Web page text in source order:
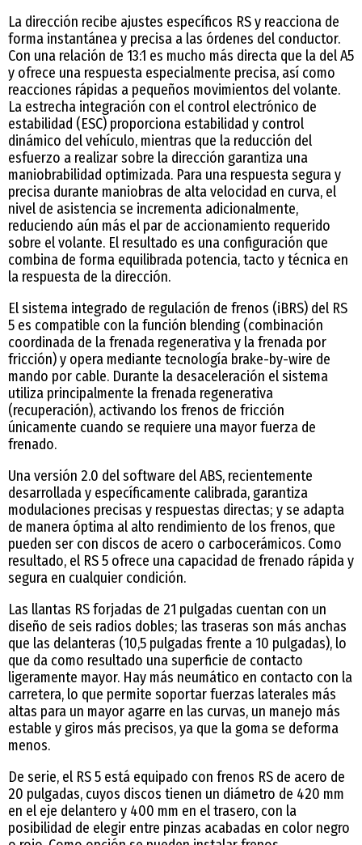
La dirección recibe ajustes específicos RS y reacciona de
forma instantánea y precisa a las órdenes del conductor.
Con una relación de 13:1 es mucho más directa que la del A5
y ofrece una respuesta especialmente precisa, así como
reacciones rápidas a pequeños movimientos del volante.
La estrecha integración con el control electrónico de
estabilidad (ESC) proporciona estabilidad y control
dinámico del vehículo, mientras que la reducción del
esfuerzo a realizar sobre la dirección garantiza una
maniobrabilidad optimizada. Para una respuesta segura y
precisa durante maniobras de alta velocidad en curva, el
nivel de asistencia se incrementa adicionalmente,
reduciendo aún más el par de accionamiento requerido
sobre el volante. El resultado es una configuración que
combina de forma equilibrada potencia, tacto y técnica en
la respuesta de la dirección.
El sistema integrado de regulación de frenos (iBRS) del RS
5 es compatible con la función blending (combinación
coordinada de la frenada regenerativa y la frenada por
fricción) y opera mediante tecnología brake-by-wire de
mando por cable. Durante la desaceleración el sistema
utiliza principalmente la frenada regenerativa
(recuperación), activando los frenos de fricción
únicamente cuando se requiere una mayor fuerza de
frenado.
Una versión 2.0 del software del ABS, recientemente
desarrollada y específicamente calibrada, garantiza
modulaciones precisas y respuestas directas; y se adapta
de manera óptima al alto rendimiento de los frenos, que
pueden ser con discos de acero o carbocerámicos. Como
resultado, el RS 5 ofrece una capacidad de frenado rápida y
segura en cualquier condición.
Las llantas RS forjadas de 21 pulgadas cuentan con un
diseño de seis radios dobles; las traseras son más anchas
que las delanteras (10,5 pulgadas frente a 10 pulgadas), lo
que da como resultado una superficie de contacto
ligeramente mayor. Hay más neumático en contacto con la
carretera, lo que permite soportar fuerzas laterales más
altas para un mayor agarre en las curvas, un manejo más
estable y giros más precisos, ya que la goma se deforma
menos.
De serie, el RS 5 está equipado con frenos RS de acero de
20 pulgadas, cuyos discos tienen un diámetro de 420 mm
en el eje delantero y 400 mm en el trasero, con la
posibilidad de elegir entre pinzas acabadas en color negro